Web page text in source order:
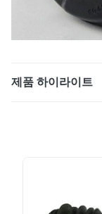
제품 하이라이트
A2203202438
내 주세요 배달